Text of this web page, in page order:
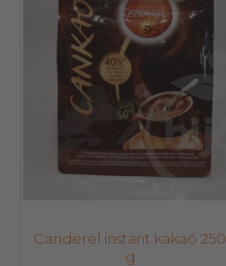
Canderel instant kakaó 250
g